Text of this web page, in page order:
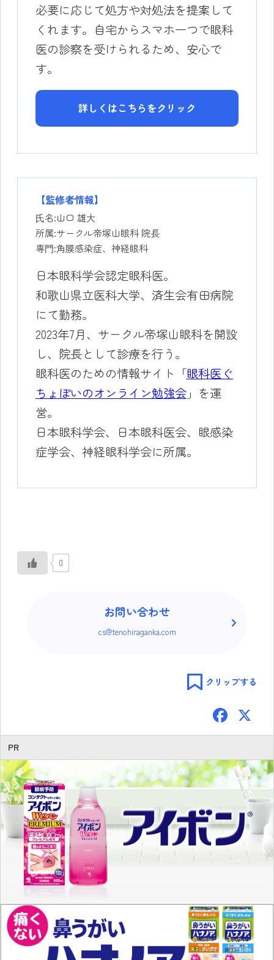
必要に応じて処方や対処法を提案して
くれます。自宅からスマホ一つで眼科
医の診察を受けられるため、安心で
す。
詳しくはこちらをクリック
【監修者情報】
⽒名:山口 雄大
所属:サークル帝塚山眼科 院長
専⾨:角膜感染症、神経眼科
日本眼科学会認定眼科医。
和歌山県立医科大学、済生会有田病院
にて勤務。
2023年7月、サークル帝塚山眼科を開設
し、院長として診療を行う。
眼科医のための情報サイト「眼科医ぐ
ちょぽいのオンライン勉強会」を運
営。
日本眼科学会、日本眼科医会、眼感染
症学会、神経眼科学会に所属。
0
お問い合わせ
cs@tenohiraganka.com
クリップする
F
ac
e
b
o
ok
PR